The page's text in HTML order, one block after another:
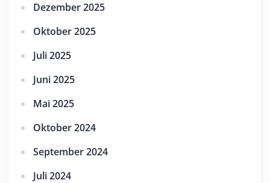
Dezember 2025
Oktober 2025
Juli 2025
Juni 2025
Mai 2025
Oktober 2024
September 2024
Juli 2024